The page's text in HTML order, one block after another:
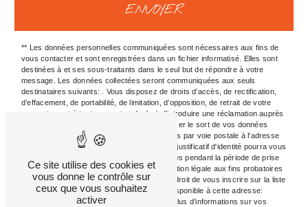
ENVOYER
** Les données personnelles communiquées sont nécessaires aux fins de
vous contacter et sont enregistrées dans un fichier informatisé. Elles sont
destinées à et ses sous-traitants dans le seul but de répondre à votre
message. Les données collectées seront communiquées aux seuls
destinataires suivants: . Vous disposez de droits d’accès, de rectification,
d’effacement, de portabilité, de limitation, d’opposition, de retrait de votre
consentement à tout moment et du droit d’introduire une réclamation auprès
d’une autorité de contrôle, ainsi que d’organiser le sort de vos données
post-mortem. Vous pouvez exercer ces droits par voie postale à l'adresse
ou par courrier électronique à l'adresse . Un justificatif d'identité pourra vous
être demandé. Nous conservons vos données pendant la période de prise
de contact puis pendant la durée de prescription légale aux fins probatoires
et de gestion des contentieux. Vous avez le droit de vous inscrire sur la liste
d'opposition au démarchage téléphonique, disponible à cette adresse:
. Consultez le site cnil.fr pour plus d’informations sur vos
Ce site utilise des cookies et
vous donne le contrôle sur
ceux que vous souhaitez
activer